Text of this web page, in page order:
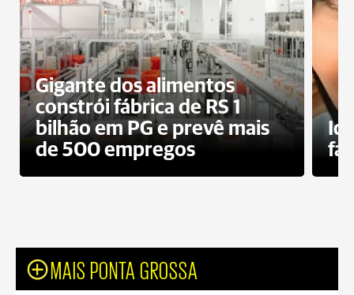
Gigante dos alimentos
constrói fábrica de RS 1
bilhão em PG e prevê mais
de 500 empregos
MAIS PONTA GROSSA